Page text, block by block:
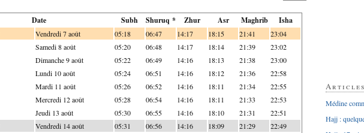
Date Subh Shuruq * Zhur Asr Maghrib Isha
Vendredi 7 août 05:18 06:47 14:17 18:15 21:41 23:04
Samedi 8 août 05:20 06:48 14:17 18:14 21:39 23:02
Dimanche 9 août 05:22 06:49 14:16 18:13 21:38 23:00
Lundi 10 août 05:24 06:51 14:16 18:12 21:36 22:58
Mardi 11 août 05:26 06:52 14:16 18:11 21:34 22:55
Mercredi 12 août 05:28 06:54 14:16 18:11 21:33 22:53
Jeudi 13 août 05:30 06:55 14:16 18:10 21:31 22:51
Vendredi 14 août 05:31 06:56 14:16 18:09 21:29 22:49
Médine
Hajj :